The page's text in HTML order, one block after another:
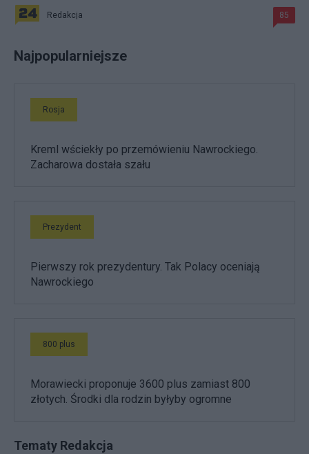
Redakcja 85
Najpopularniejsze
Rosja
Kreml wściekły po przemówieniu Nawrockiego.
Zacharowa dostała szału
Prezydent
Pierwszy rok prezydentury. Tak Polacy oceniają
Nawrockiego
800 plus
Morawiecki proponuje 3600 plus zamiast 800
złotych. Środki dla rodzin byłyby ogromne
Tematy Redakcja